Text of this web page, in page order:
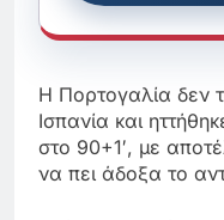
Η Πορτογαλία δεν
Ισπανία και
στο 90+1′, με
να πει άδοξα το